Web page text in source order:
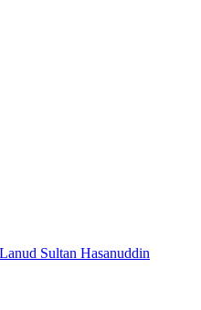
Sultan Hasanuddin